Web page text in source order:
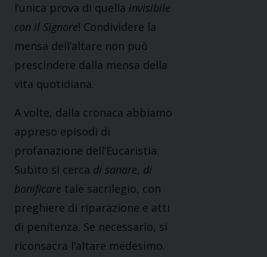
l’unica prova di quella invisibile
con il Signore! Condividere la
mensa dell’altare non può
prescindere dalla mensa della
vita quotidiana.
A volte, dalla cronaca abbiamo
appreso episodi di
profanazione dell’Eucaristia.
Subito si cerca di sanare, di
bonificare tale sacrilegio, con
preghiere di riparazione e atti
di penitenza. Se necessario, si
riconsacra l’altare medesimo.